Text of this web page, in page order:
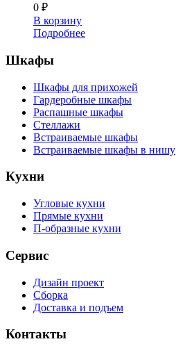
0 ₽
В корзину
Подробнее
Шкафы
Шкафы для прихожей
Гардеробные шкафы
Распашные шкафы
Стеллажи
Встраиваемые шкафы
Встраиваемые шкафы в нишу
Кухни
Угловые кухни
Прямые кухни
П-образные кухни
Сервис
Дизайн проект
Сборка
Доставка и подъем
Контакты